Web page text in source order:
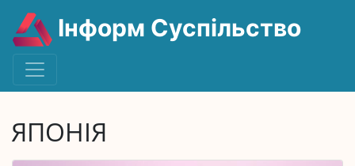
Інформ Суспільство
ЯПОНІЯ